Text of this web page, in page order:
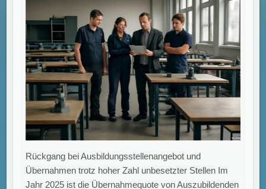
Zahl der Insolvenzen in Deutschland bleibt hoch: Juli
verzeichnet 1.689 Fälle – 75 % über Vorkrisenniveau.